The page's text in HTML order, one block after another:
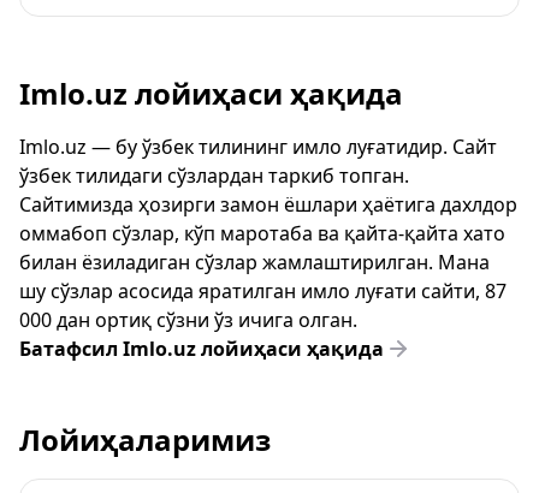
Imlo.uz лойиҳаси ҳақида
Imlo.uz — бу ўзбек тилининг имло луғатидир. Сайт
ўзбек тилидаги сўзлардан таркиб топган.
Сайтимизда ҳозирги замон ёшлари ҳаётига дахлдор
оммабоп сўзлар, кўп маротаба ва қайта-қайта хато
билан ёзиладиган сўзлар жамлаштирилган. Мана
шу сўзлар асосида яратилган имло луғати сайти, 87
000 дан ортиқ сўзни ўз ичига олган.
Батафсил Imlo.uz лойиҳаси ҳақида
Лойиҳаларимиз